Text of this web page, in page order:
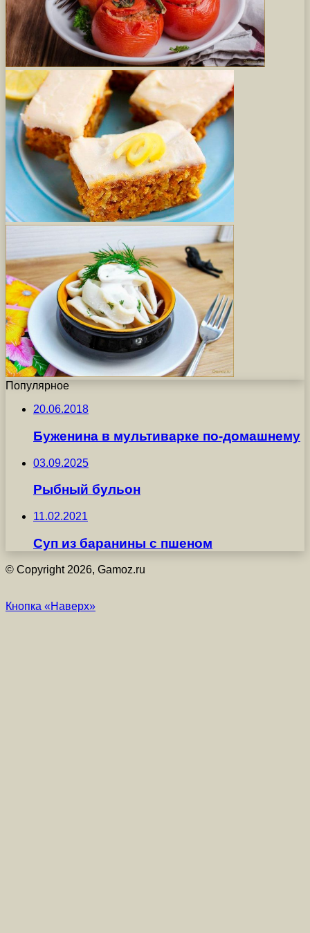
Популярное
20.06.2018
Буженина в мультиварке по-домашнему
03.09.2025
Рыбный бульон
11.02.2021
Суп из баранины с пшеном
© Copyright 2026, Gamoz.ru
Кнопка «Наверх»